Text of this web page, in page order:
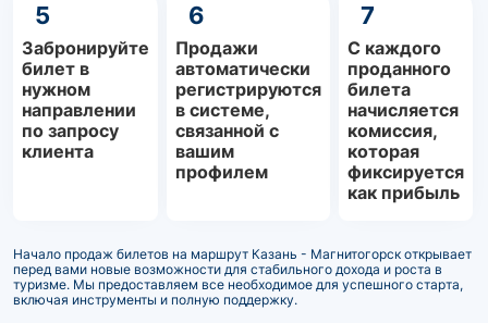
5
Забронируйте
билет в
нужном
направлении
по запросу
клиента
6
Продажи
автоматически
регистрируются
в системе,
связанной с
вашим
профилем
7
С каждого
проданного
билета
начисляется
комиссия,
которая
фиксируется
как прибыль
Начало продаж билетов на маршрут Казань - Магнитогорск открывает
перед вами новые возможности для стабильного дохода и роста в
туризме. Мы предоставляем все необходимое для успешного старта,
включая инструменты и полную поддержку.